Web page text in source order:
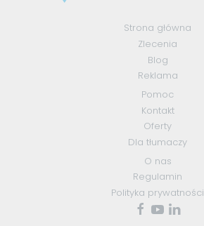
Strona główna
Zlecenia
Blog
Reklama
Pomoc
Kontakt
Oferty
Dla tłumaczy
O nas
Regulamin
Polityka prywatności